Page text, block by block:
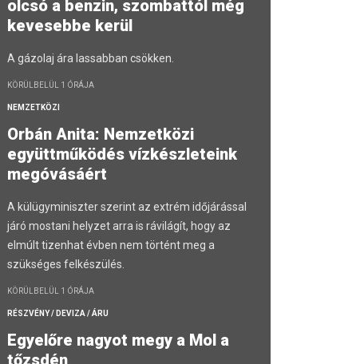
olcsó a benzin, szombattól még
kevesebbe kerül
A gázolaj ára lassabban csökken.
KÖRÜLBELÜL 1 ÓRÁJA
NEMZETKÖZI
Orbán Anita: Nemzetközi
együttműködés vízkészleteink
megóvásáért
A külügyminiszter szerint az extrém időjárással
járó mostani helyzet arra is rávilágít, hogy az
elmúlt tizenhat évben nem történt meg a
szükséges felkészülés.
KÖRÜLBELÜL 1 ÓRÁJA
RÉSZVÉNY / DEVIZA / ÁRU
Egyelőre nagyot megy a Mol a
tőzsdén